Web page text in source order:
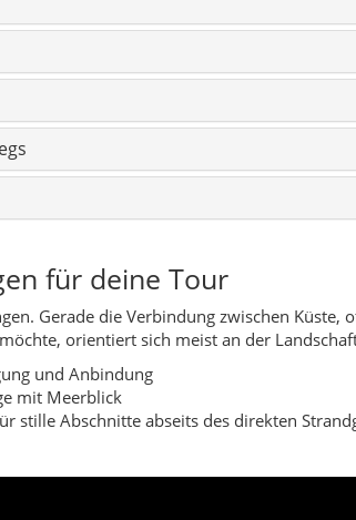
für deine Tour
Gerade die Verbindung zwischen Küste,
orientiert sich meist an der
und Anbindung
mit Meerblick
stille Abschnitte abseits des direkten